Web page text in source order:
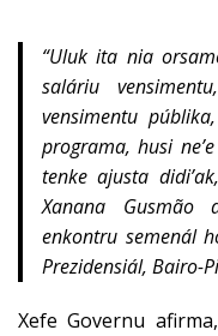
“Uluk ita nia
saláriu
vensimentu
programa, husi
tenke ajusta
Xanana Gusmão
enkontru semenál
Prezidensiál, Bairo-
Xefe Governu